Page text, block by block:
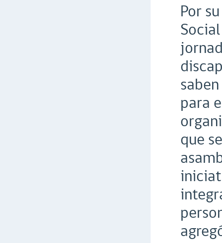
Por
para
que